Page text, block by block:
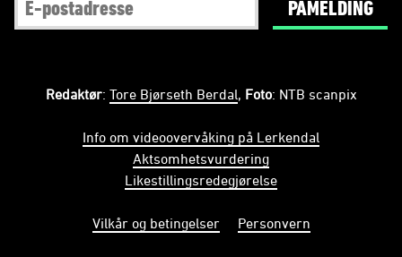
PÅMELDING
Redaktør: Tore Bjørseth Berdal, Foto: NTB scanpix
Info om videoovervåking på Lerkendal
Aktsomhetsvurdering
Likestillingsredegjørelse
Vilkår og betingelser Personvern